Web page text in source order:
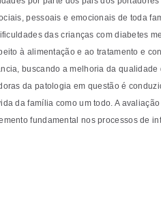
pessoais e emocionais de toda
das crianças com diabetes
à alimentação e ao tratamento e
buscando a melhoria da
da patologia em questão é
da família como um todo. A
fundamental nos processos de